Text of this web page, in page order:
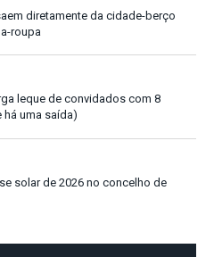
diretamente da cidade-berço
roupa
leque de convidados com 8
uma saída)
solar de 2026 no concelho de